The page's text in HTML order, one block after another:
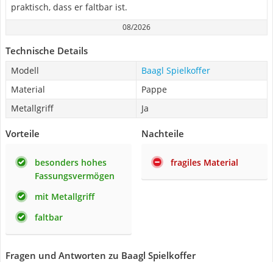
praktisch, dass er faltbar ist.
08/2026
Technische Details
Modell
Baagl Spielkoffer
Material
Pappe
Metallgriff
Ja
Vorteile
besonders hohes
Fassungsvermögen
mit Metallgriff
faltbar
Nachteile
fragiles Material
Fragen und Antworten zu Baagl Spielkoffer